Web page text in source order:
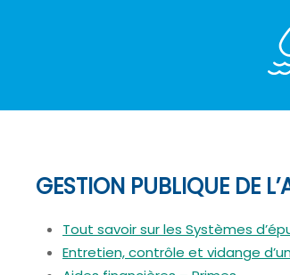
GESTION PUBLIQUE DE
Tout savoir sur les Systèmes
Entretien, contrôle et vidange d’un